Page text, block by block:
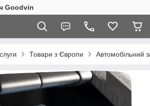
Goodvin
Товари з Європи Автомобільний